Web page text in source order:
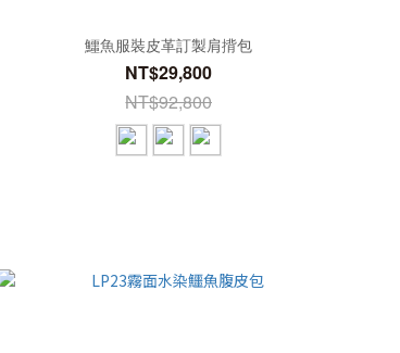
鱷魚服裝皮革訂製肩揹包
NT$29,800
NT$92,800